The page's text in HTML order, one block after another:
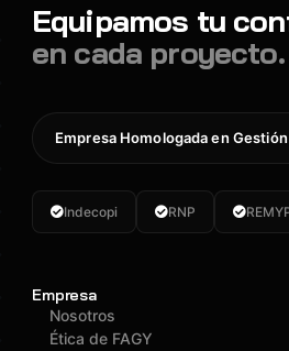
Equipamos tu
en cada proyecto.
Empresa Homologada en
Indecopi RNP
Empresa
Nosotros
Ética de FAGY